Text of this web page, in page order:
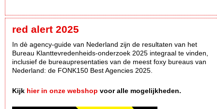
red alert 2025
In dè agency-guide van Nederland zijn de resultaten van het
Bureau Klanttevredenheids-onderzoek 2025 integraal te vinden,
inclusief de bureaupresentaties van de meest foxy bureaus van
Nederland: de FONK150 Best Agencies 2025.
Kijk hier in onze webshop voor alle mogelijkheden.